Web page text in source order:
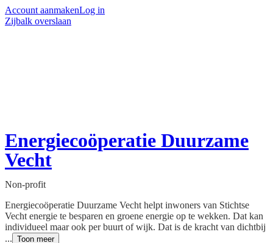
Account aanmakenLog in
Zijbalk overslaan
Energiecoöperatie Duurzame
Vecht
Non-profit
Energiecoöperatie Duurzame Vecht helpt inwoners van Stichtse
Vecht energie te besparen en groene energie op te wekken. Dat kan
individueel maar ook per buurt of wijk. Dat is de kracht van dichtbij
... Toon meer